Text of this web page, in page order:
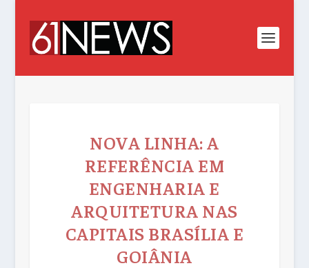
NOVA LINHA: A
REFERÊNCIA EM
ENGENHARIA E
ARQUITETURA NAS
CAPITAIS BRASÍLIA E
GOIÂNIA